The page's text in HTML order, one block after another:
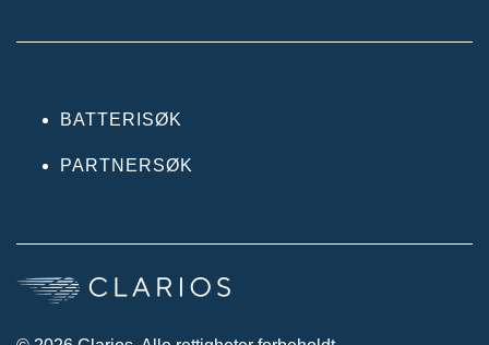
BATTERISØK
PARTNERSØK